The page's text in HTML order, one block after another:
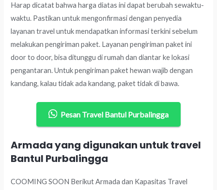
Harap dicatat bahwa harga diatas ini dapat berubah sewaktu-
waktu. Pastikan untuk mengonfirmasi dengan penyedia
layanan travel untuk mendapatkan informasi terkini sebelum
melakukan pengiriman paket. Layanan pengiriman paket ini
door to door, bisa ditunggu di rumah dan diantar ke lokasi
pengantaran. Untuk pengiriman paket hewan wajib dengan
kandang, kalau tidak ada kandang, paket tidak di bawa.
Pesan Travel Bantul Purbalingga
Armada yang digunakan untuk travel
Bantul Purbalingga
COOMING SOON Berikut Armada dan Kapasitas Travel